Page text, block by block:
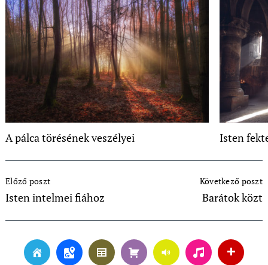
A pálca törésének veszélyei Isten
Navigation
Előző poszt
Isten intelmei fiához
Következő poszt
Barátok közt